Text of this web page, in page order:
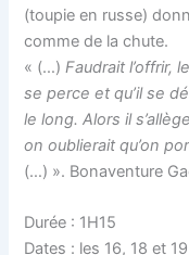
(toupie en russe)
comme de la chute.
« (…)Faudrait l’offrir,
se perce et qu’il se
le long. Alors il
on oublierait qu’on
(…) ». Bonaventure
Durée : 1H15
Dates : les 16, 18 et